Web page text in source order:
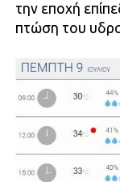
την εποχή
πτώση του